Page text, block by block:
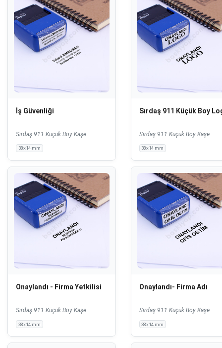
İş Güvenliği
Sırdaş 911 Küçük Boy Kaşe
38x14 mm
Sırdaş 911 Küçük Boy
Sırdaş 911 Küçük Boy Kaşe
38x14 mm
Onaylandı - Firma Yetkilisi
Sırdaş 911 Küçük Boy Kaşe
38x14 mm
Onaylandı- Firma Adı
Sırdaş 911 Küçük Boy Kaşe
38x14 mm